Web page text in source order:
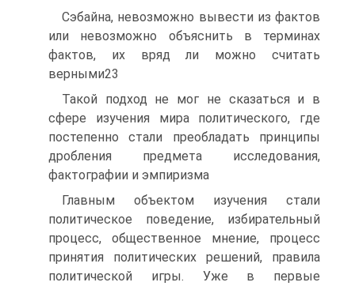
Сэбайна, невозможно вывести из фактов
или невозможно объяснить в терминах
фактов, их вряд ли можно считать
верными23
Такой подход не мог не сказаться и в
сфере изучения мира политического, где
постепенно стали преобладать принципы
дробления предмета исследования,
фактографии и эмпиризма
Главным объектом изучения стали
политическое поведение, избирательный
процесс, общественное мнение, процесс
принятия политических решений, правила
политической игры. Уже в первые